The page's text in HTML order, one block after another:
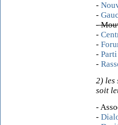
-
-
-
-
-
-
-
2) les
soit
-
-